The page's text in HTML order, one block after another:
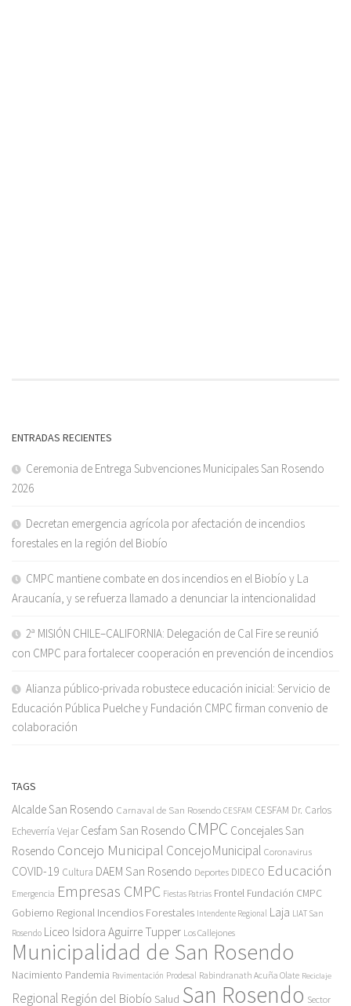
ENTRADAS RECIENTES
Ceremonia de Entrega Subvenciones Municipales San Rosendo
2026
Decretan emergencia agrícola por afectación de incendios
forestales en la región del Biobío
CMPC mantiene combate en dos incendios en el Biobío y La
Araucanía, y se refuerza llamado a denunciar la intencionalidad
2ª MISIÓN CHILE–CALIFORNIA: Delegación de Cal Fire se reunió
con CMPC para fortalecer cooperación en prevención de incendios
Alianza público-privada robustece educación inicial: Servicio de
Educación Pública Puelche y Fundación CMPC firman convenio de
colaboración
TAGS
Alcalde San Rosendo Carnaval de San Rosendo CESFAM CESFAM Dr. Carlos
Echeverría Vejar Cesfam San Rosendo CMPC Concejales San
Rosendo Concejo Municipal ConcejoMunicipal Coronavirus
COVID-19 Cultura DAEM San Rosendo Deportes DIDECO Educación
Emergencia Empresas CMPC Fiestas Patrias Frontel Fundación CMPC
Gobierno Regional Incendios Forestales Intendente Regional Laja LIAT San
Rosendo Liceo Isidora Aguirre Tupper Los Callejones
Municipalidad de San Rosendo
Nacimiento Pandemia Pavimentación Prodesal Rabindranath Acuña Olate Reciclaje
Regional Región del Biobío Salud San Rosendo Sector